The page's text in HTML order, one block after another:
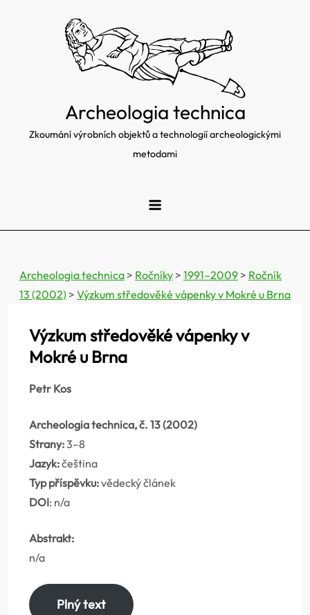
Archeologia technica
Zkoumání výrobních objektů a technologií archeologickými
metodami
Archeologia technica > Ročníky > 1991–2009 > Ročník
13 (2002) > Výzkum středověké vápenky v Mokré u Brna
Výzkum středověké vápenky v
Mokré u Brna
Petr Kos
Archeologia technica, č. 13 (2002)
Strany:3–8
Jazyk:čeština
Typ příspěvku:vědecký článek
DOI: n/a
Abstrakt:
n/a
Plný text